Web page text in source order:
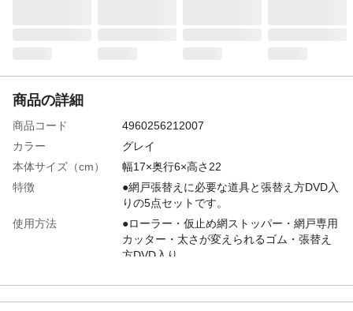
商品の詳細
商品コード
4960256212007
カラー
グレイ
本体サイズ（cm）
幅17×奥行6×高さ22
特徴
●網戸張替えに必要な道具と張替え方DVD入
りの5点セットです。
使用方法
●ローラー・仮止め網ストッパー・網戸専用
カッター・太さが変えられるゴム・張替え
方DVD入り